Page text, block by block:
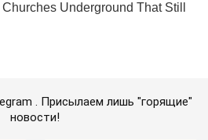
. Присылаем лишь "горящие"
новости!